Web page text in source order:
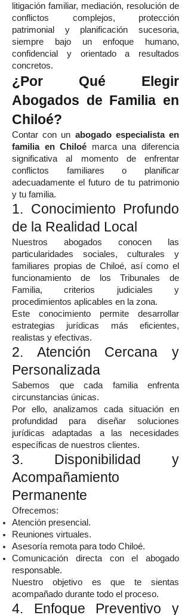
litigación familiar, mediación, resolución de
conflictos complejos, protección
patrimonial y planificación sucesoria,
siempre bajo un enfoque humano,
confidencial y orientado a resultados
concretos.
¿Por Qué Elegir
Abogados de Familia en
Chiloé?
Contar con un abogado especialista en
familia en Chiloé marca una diferencia
significativa al momento de enfrentar
conflictos familiares o planificar
adecuadamente el futuro de tu patrimonio
y tu familia.
1. Conocimiento Profundo
de la Realidad Local
Nuestros abogados conocen las
particularidades sociales, culturales y
familiares propias de Chiloé, así como el
funcionamiento de los Tribunales de
Familia, criterios judiciales y
procedimientos aplicables en la zona.
Este conocimiento permite desarrollar
estrategias jurídicas más eficientes,
realistas y efectivas.
2. Atención Cercana y
Personalizada
Sabemos que cada familia enfrenta
circunstancias únicas.
Por ello, analizamos cada situación en
profundidad para diseñar soluciones
jurídicas adaptadas a las necesidades
específicas de nuestros clientes.
3. Disponibilidad y
Acompañamiento
Permanente
Ofrecemos:
Atención presencial.
Reuniones virtuales.
Asesoría remota para todo Chiloé.
Comunicación directa con el abogado
responsable.
Nuestro objetivo es que te sientas
acompañado durante todo el proceso.
4. Enfoque Preventivo y